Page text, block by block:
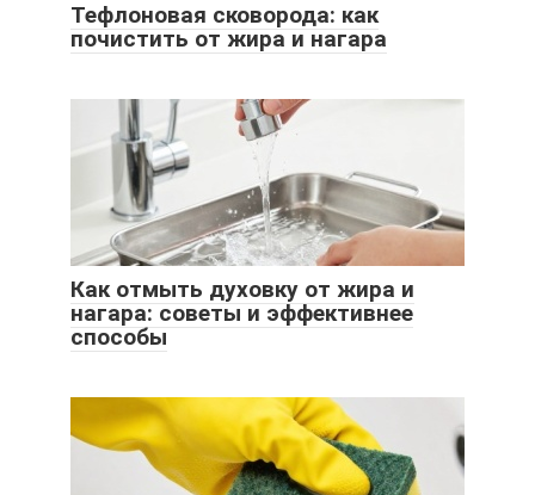
Тефлоновая сковорода: как
почистить от жира и нагара
Как отмыть духовку от жира и
нагара: советы и эффективнее
способы